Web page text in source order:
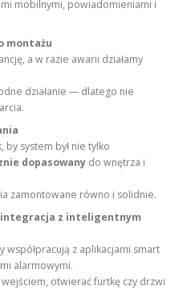
mobilnymi, powiadomieniami i
montażu
a w razie awarii działamy
działanie — dlatego nie
by system był nie tylko
dopasowany do wnętrza i
zamontowane równo i solidnie.
z inteligentnym
współpracują z aplikacjami smart
alarmowymi.
otwierać furtkę czy drzwi